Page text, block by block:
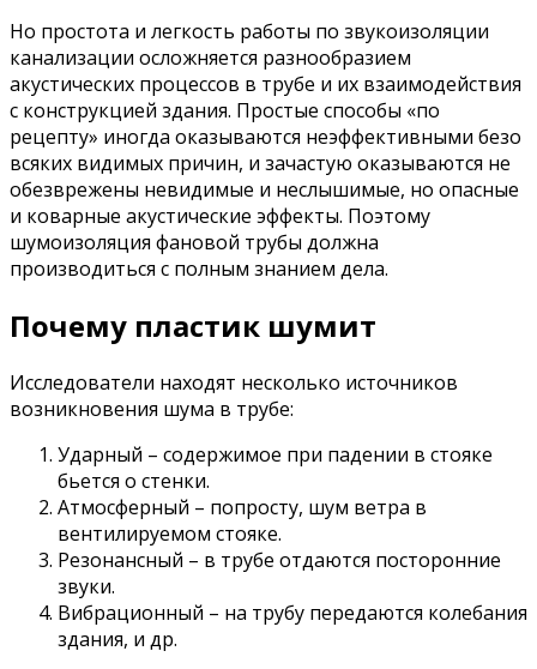
Но простота и легкость работы по звукоизоляции
канализации осложняется разнообразием
акустических процессов в трубе и их взаимодействия
с конструкцией здания. Простые способы «по
рецепту» иногда оказываются неэффективными безо
всяких видимых причин, и зачастую оказываются не
обезврежены невидимые и неслышимые, но опасные
и коварные акустические эффекты. Поэтому
шумоизоляция фановой трубы должна
производиться с полным знанием дела.
Почему пластик шумит
Исследователи находят несколько источников
возникновения шума в трубе:
Ударный – содержимое при падении в стояке
бьется о стенки.
Атмосферный – попросту, шум ветра в
вентилируемом стояке.
Резонансный – в трубе отдаются посторонние
звуки.
Вибрационный – на трубу передаются колебания
здания, и др.